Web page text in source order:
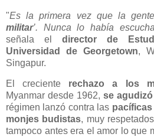
"Es la primera vez que la
militar’. Nunca lo había
señala el director de
Universidad de Georgetown,
Singapur.
El creciente rechazo a los
Myanmar desde 1962, se
régimen lanzó contra las
monjes budistas, muy
tampoco antes era el amor lo que